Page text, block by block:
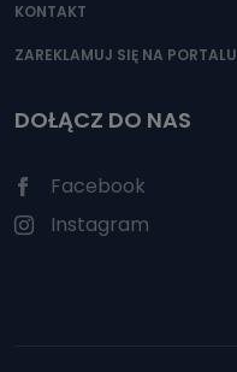
KONTAKT
ZAREKLAMUJ SIĘ NA PORTALU
DOŁĄCZ DO NAS
Facebook
Instagram